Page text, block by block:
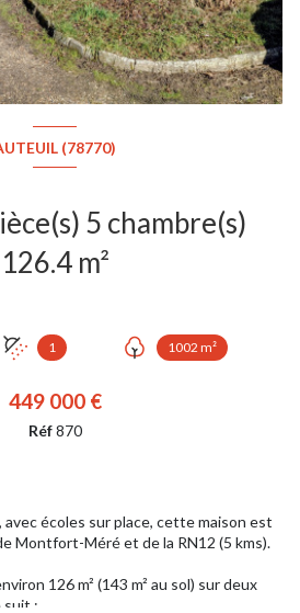
(78770)
126.4 m²
1 1002 m²
449 000 €
Réf870
avec écoles sur place, cette maison est
Montfort-Méré et de la RN12 (5 kms).
126 m² (143 m² au sol) sur deux
suit :